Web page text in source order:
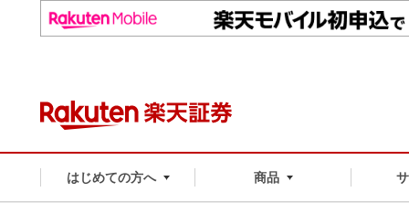
はじめての方へ 商品